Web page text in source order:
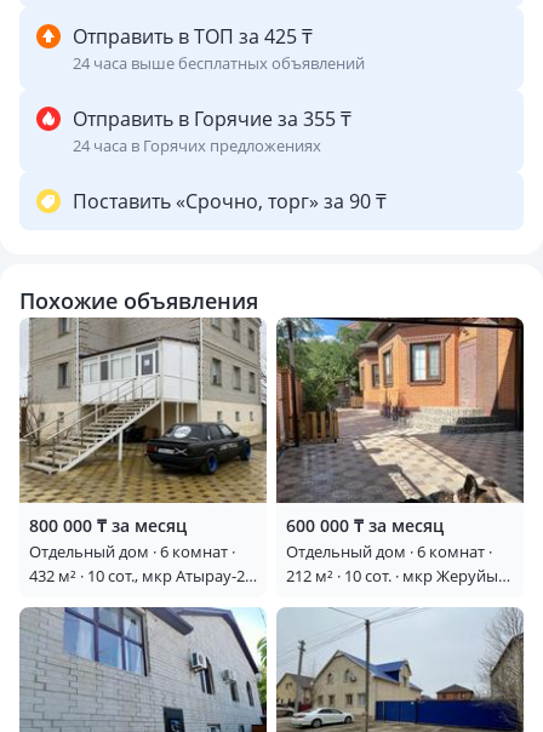
— Быстрый доступ к базару Коктем
Отправить в ТОП за 425 ₸
24 часа выше бесплатных объявлений
Отправить в Горячие за 355 ₸
24 часа в Горячих предложениях
Поставить «Срочно, торг» за 90 ₸
Похожие объявления
800 000 ₸ за месяц
Отдельный дом · 6 комнат ·
432 м² · 10 сот., мкр Атырау-2,
Бегалиева Шманова
600 000 ₸ за месяц
Отдельный дом · 6 комнат ·
212 м² · 10 сот. · мкр Жеруйык,